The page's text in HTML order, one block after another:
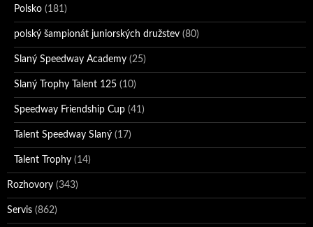
Polsko (181)
polský šampionát juniorských družstev (80)
Slaný Speedway Academy (25)
Slaný Trophy Talent 125 (10)
Speedway Friendship Cup (41)
Talent Speedway Slaný (17)
Talent Trophy (14)
Rozhovory (343)
Servis (862)